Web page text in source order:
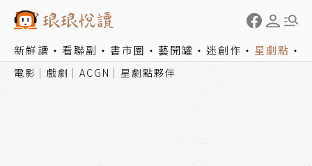
新鮮讀 看聯副 書市圈 藝開罐 迷創作 星劇點
電影 戲劇 ACGN 星劇點夥伴